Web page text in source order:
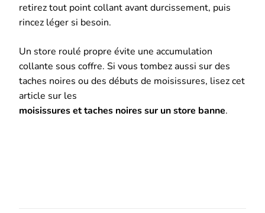
retirez tout point collant avant durcissement, puis
rincez léger si besoin.
Un store roulé propre évite une accumulation
collante sous coffre. Si vous tombez aussi sur des
taches noires ou des débuts de moisissures, lisez cet
article sur les
moisissures et taches noires sur un store banne.